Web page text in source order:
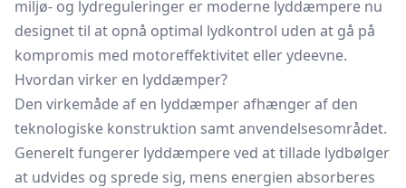
miljø- og lydreguleringer er moderne lyddæmpere nu
designet til at opnå optimal lydkontrol uden at gå på
kompromis med motoreffektivitet eller ydeevne.
Hvordan virker en lyddæmper?
Den virkemåde af en lyddæmper afhænger af den
teknologiske konstruktion samt anvendelsesområdet.
Generelt fungerer lyddæmpere ved at tillade lydbølger
at udvides og sprede sig, mens energien absorberes